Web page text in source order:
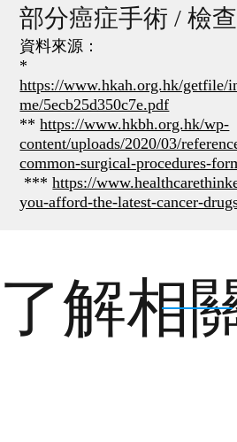
了解相
部分癌症手術 / 檢
資料來源：
*
https://www.hkah.org.hk/getfile/
me/5ecb25d350c7e.pdf
**https://www.hkbh.org.hk/wp-
content/uploads/2020/03/
common-surgical-procedures-
***https://
you-afford-the-latest-cancer-